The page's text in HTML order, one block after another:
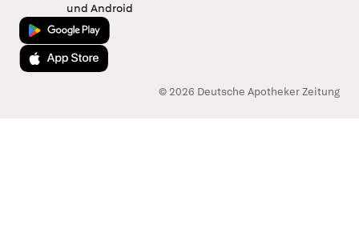
und Android
Jetzt bei Google Play
Laden im App Store
© 2026 Deutsche Apotheker Zeitung